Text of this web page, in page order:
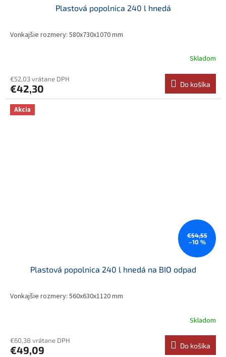
Plastová popolnica 240 l hnedá
Vonkajšie rozmery: 580x730x1070 mm
Skladom
€52,03 vrátane DPH
€42,30 Do košíka
Akcia
€54,55
–10 %
Plastová popolnica 240 l hnedá na BIO odpad
Vonkajšie rozmery: 560x630x1120 mm
Skladom
€60,38 vrátane DPH
€49,09 Do košíka